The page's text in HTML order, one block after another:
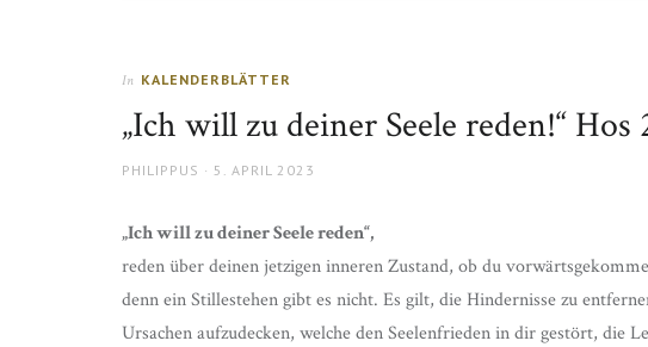
In KALENDERBLÄTTER
„Ich will zu deiner Seele reden!“ Hos
AUTHOR
PHILIPPUS
POSTED
5. APRIL 2023
„Ich will zu deiner Seele reden“,
reden über deinen jetzigen inneren Zustand, ob du
denn ein Stillestehen gibt es nicht. Es gilt, die Hindernisse zu
Ursachen aufzudecken, welche den Seelenfrieden in dir gestört, die